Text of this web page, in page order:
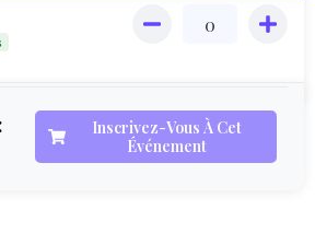
MON
COMPTE
Inscrivez-Vous À Cet
Événement